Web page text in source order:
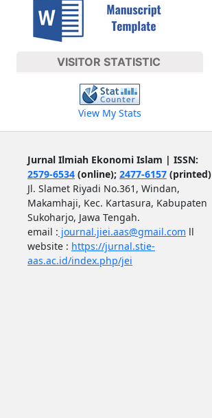
VISITOR STATISTIC
View My Stats
Jurnal Ilmiah Ekonomi Islam | ISSN:
2579-6534(online); 2477-6157(printed)
Jl. Slamet Riyadi No.361, Windan,
Makamhaji, Kec. Kartasura, Kabupaten
Sukoharjo, Jawa Tengah.
email : journal.jiei.aas@gmail.com ll
website : https://jurnal.stie-
aas.ac.id/index.php/jei